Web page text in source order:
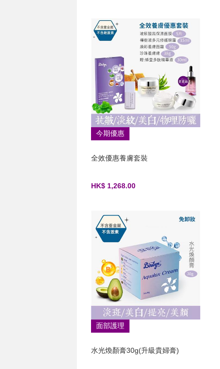
今期優惠
全效優惠養膚套裝
HK$ 1,268.00
面部護理
水光煥顏膏30g(升級貴婦膏)